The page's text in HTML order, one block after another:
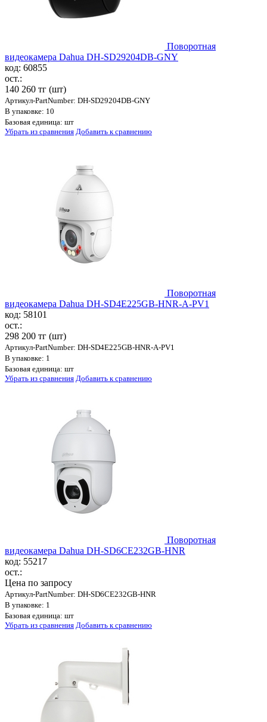
Поворотная
видеокамера Dahua DH-SD29204DB-GNY
код: 60855
ост.:
140 260 тг (шт)
Артикул-PartNumber: DH-SD29204DB-GNY
В упаковке: 10
Базовая единица: шт
Убрать из сравнения Добавить к сравнению
Поворотная
видеокамера Dahua DH-SD4E225GB-HNR-A-PV1
код: 58101
ост.:
298 200 тг (шт)
Артикул-PartNumber: DH-SD4E225GB-HNR-A-PV1
В упаковке: 1
Базовая единица: шт
Убрать из сравнения Добавить к сравнению
Поворотная
видеокамера Dahua DH-SD6CE232GB-HNR
код: 55217
ост.:
Цена по запросу
Артикул-PartNumber: DH-SD6CE232GB-HNR
В упаковке: 1
Базовая единица: шт
Убрать из сравнения Добавить к сравнению